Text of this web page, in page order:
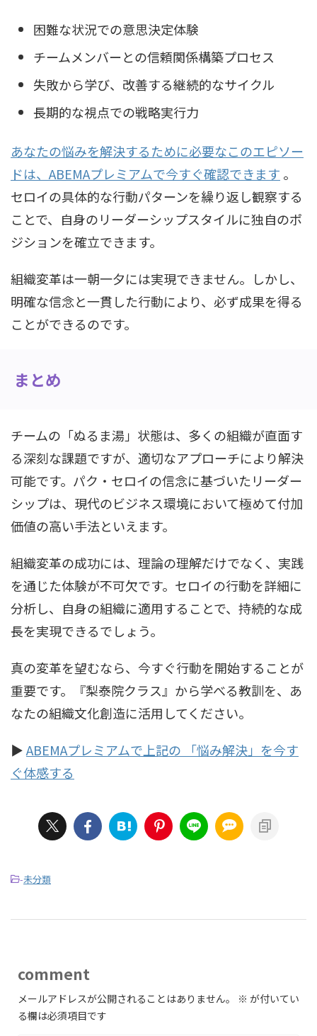
困難な状況での意思決定体験
チームメンバーとの信頼関係構築プロセス
失敗から学び、改善する継続的なサイクル
長期的な視点での戦略実行力
あなたの悩みを解決するために必要なこのエピソー
ドは、ABEMAプレミアムで今すぐ確認できます 。
セロイの具体的な行動パターンを繰り返し観察する
ことで、自身のリーダーシップスタイルに独自のポ
ジションを確立できます。
組織変革は一朝一夕には実現できません。しかし、
明確な信念と一貫した行動により、必ず成果を得る
ことができるのです。
まとめ
チームの「ぬるま湯」状態は、多くの組織が直面す
る深刻な課題ですが、適切なアプローチにより解決
可能です。パク・セロイの信念に基づいたリーダー
シップは、現代のビジネス環境において極めて付加
価値の高い手法といえます。
組織変革の成功には、理論の理解だけでなく、実践
を通じた体験が不可欠です。セロイの行動を詳細に
分析し、自身の組織に適用することで、持続的な成
長を実現できるでしょう。
真の変革を望むなら、今すぐ行動を開始することが
重要です。『梨泰院クラス』から学べる教訓を、あ
なたの組織文化創造に活用してください。
▶︎ABEMAプレミアムで上記の 「悩み解決」を今す
ぐ体感する
-未分類
comment
メールアドレスが公開されることはありません。 ※ が付いてい
る欄は必須項目です